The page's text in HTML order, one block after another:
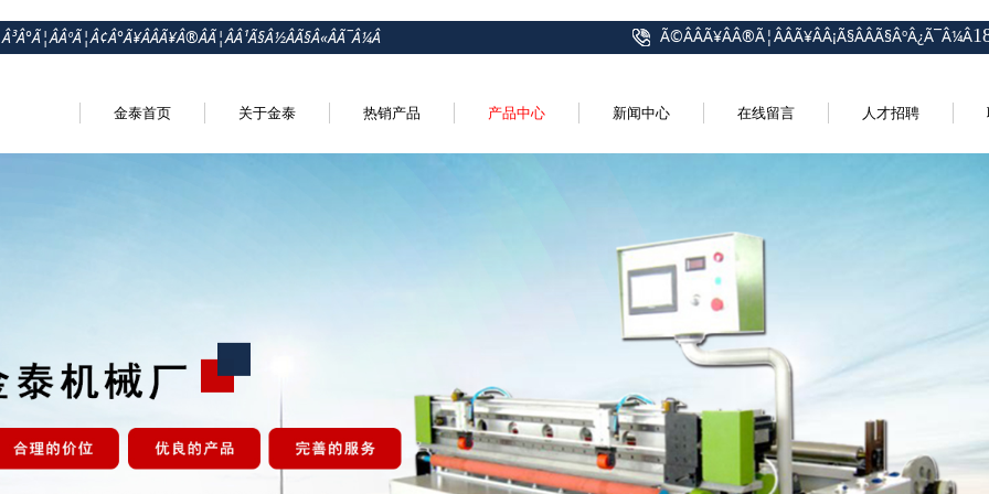
Ã©ÂÂÃ¥ÂÂ®Ã¦ÂÂÃ¥ÂÂ¡Ã§ÂÂ­Ã§ÂºÂ¿Ã¯Â¼Â
金泰首页 关于金泰 热销产品 产品中心 新闻中心 在线留言 人才招聘